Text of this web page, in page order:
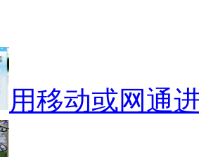
用移动或网通